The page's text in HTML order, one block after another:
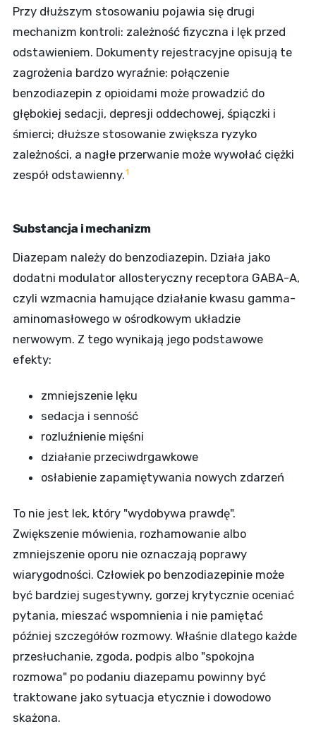
Przy dłuższym stosowaniu pojawia się drugi
mechanizm kontroli: zależność fizyczna i lęk przed
odstawieniem. Dokumenty rejestracyjne opisują te
zagrożenia bardzo wyraźnie: połączenie
benzodiazepin z opioidami może prowadzić do
głębokiej sedacji, depresji oddechowej, śpiączki i
śmierci; dłuższe stosowanie zwiększa ryzyko
zależności, a nagłe przerwanie może wywołać ciężki
zespół odstawienny.1
Substancja i mechanizm
Diazepam należy do benzodiazepin. Działa jako
dodatni modulator allosteryczny receptora GABA-A,
czyli wzmacnia hamujące działanie kwasu gamma-
aminomasłowego w ośrodkowym układzie
nerwowym. Z tego wynikają jego podstawowe
efekty:
zmniejszenie lęku
sedacja i senność
rozluźnienie mięśni
działanie przeciwdrgawkowe
osłabienie zapamiętywania nowych zdarzeń
To nie jest lek, który "wydobywa prawdę".
Zwiększenie mówienia, rozhamowanie albo
zmniejszenie oporu nie oznaczają poprawy
wiarygodności. Człowiek po benzodiazepinie może
być bardziej sugestywny, gorzej krytycznie oceniać
pytania, mieszać wspomnienia i nie pamiętać
później szczegółów rozmowy. Właśnie dlatego każde
przesłuchanie, zgoda, podpis albo "spokojna
rozmowa" po podaniu diazepamu powinny być
traktowane jako sytuacja etycznie i dowodowo
skażona.